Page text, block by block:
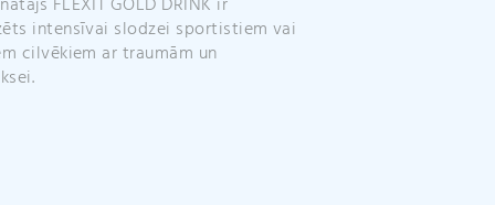
FLEXIT GOLD DRINK ir
intensīvai slodzei sportistiem vai
cilvēkiem ar traumām un